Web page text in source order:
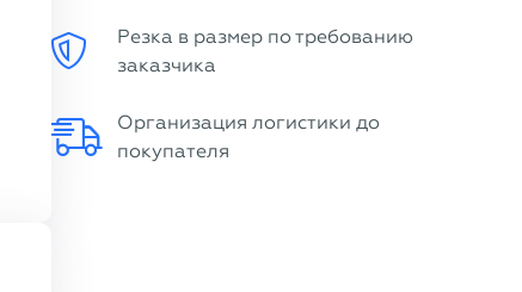
Резка в размер по требованию
заказчика
Организация логистики до
покупателя